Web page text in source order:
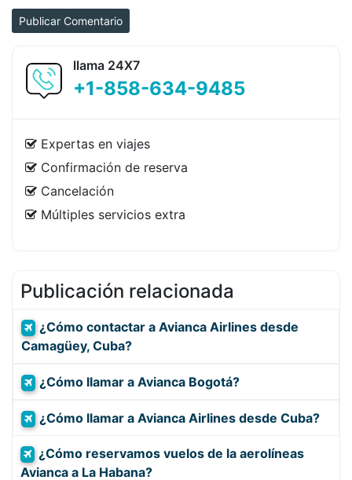
Publicar Comentario
llama 24X7
+1-858-634-9485
Expertas en viajes
Confirmación de reserva
Cancelación
Múltiples servicios extra
Publicación relacionada
¿Cómo contactar a Avianca Airlines desde
Camagüey, Cuba?
¿Cómo llamar a Avianca Bogotá?
¿Cómo llamar a Avianca Airlines desde Cuba?
¿Cómo reservamos vuelos de la aerolíneas
Avianca a La Habana?